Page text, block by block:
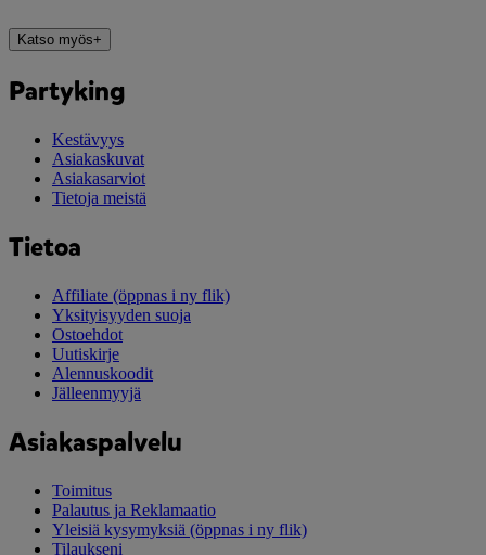
Katso myös+
Partyking
Kestävyys
Asiakaskuvat
Asiakasarviot
Tietoja meistä
Tietoa
Affiliate (öppnas i ny flik)
Yksityisyyden suoja
Ostoehdot
Uutiskirje
Alennuskoodit
Jälleenmyyjä
Asiakaspalvelu
Toimitus
Palautus ja Reklamaatio
Yleisiä kysymyksiä (öppnas i ny flik)
Tilaukseni